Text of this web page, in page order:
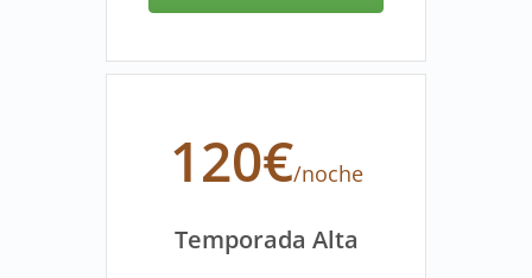
120€/noche
Temporada Alta